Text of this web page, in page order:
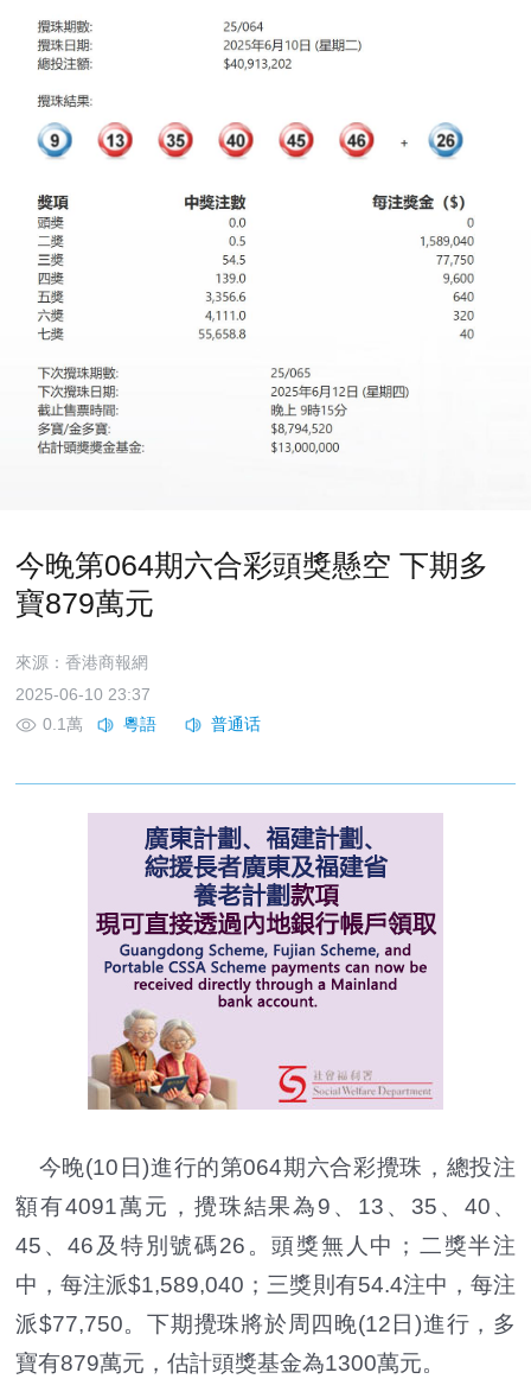
今晚第064期六合彩頭獎懸空 下期多
寶879萬元
來源：香港商報網
2025-06-10 23:37
0.1萬
今晚(10日)進行的第064期六合彩攪珠，總投注
額有4091萬元，攪珠結果為9、13、35、40、
45、46及特別號碼26。頭獎無人中；二獎半注
中，每注派$1,589,040；三獎則有54.4注中，每注
派$77,750。下期攪珠將於周四晚(12日)進行，多
寶有879萬元，估計頭獎基金為1300萬元。